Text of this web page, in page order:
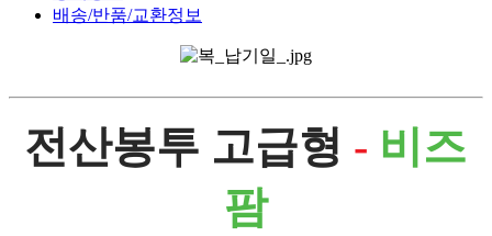
배송/반품/교환정보
전산봉투 고급형 - 비즈
팜